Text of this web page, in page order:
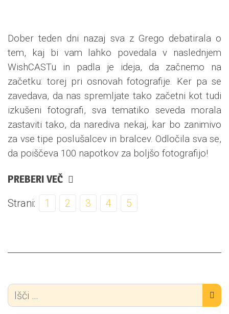
Dober teden dni nazaj sva z Grego debatirala o
tem, kaj bi vam lahko povedala v naslednjem
WishCASTu in padla je ideja, da začnemo na
začetku: torej pri osnovah fotografije. Ker pa se
zavedava, da nas spremljate tako začetni kot tudi
izkušeni fotografi, sva tematiko seveda morala
zastaviti tako, da narediva nekaj, kar bo zanimivo
za vse tipe poslušalcev in bralcev. Odločila sva se,
da poiščeva 100 napotkov za boljšo fotografijo!
PREBERI VEČ
Strani:
1 2 3 4 5